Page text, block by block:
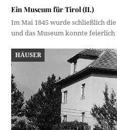
Ein Museum für Tirol (II.)
Im Mai 1845 wurde schließlich
und das Museum konnte
HÄUSER